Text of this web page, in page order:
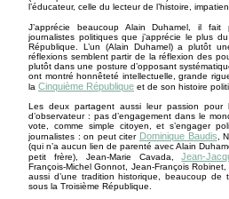
l’éducateur, celle du lecteur de l’histoire,
J’apprécie beaucoup Alain Duhamel, il
journalistes politiques que j’apprécie le plus
République. L’un (Alain Duhamel) a plutôt
réflexions semblent partir de la réflexion des
plutôt dans une posture d’opposant
ont montré honnêteté intellectuelle, grande
la Cinquième République et de son histoire
Les deux partagent aussi leur passion
d’observateur : pas d’engagement dans le
vote, comme simple citoyen, et s’engager
journalistes : on peut citer Dominique Baudis ,
(qui n’a aucun lien de parenté avec Alain
petit frère), Jean-Marie Cavada,Jean-
François-Michel Gonnot, Jean-François
aussi d’une tradition historique, beaucoup
sous la Troisième République.